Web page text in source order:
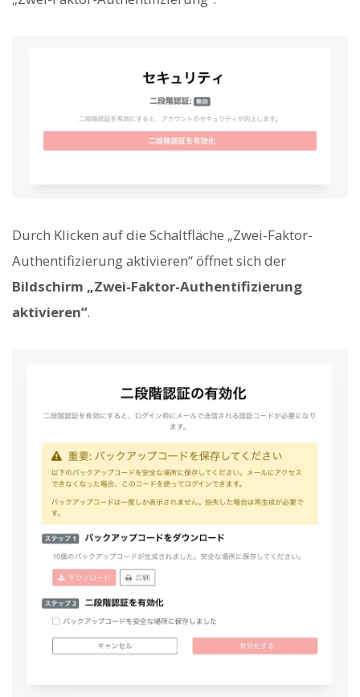
Durch Klicken auf die Schaltfläche „Zwei-Faktor-
Authentifizierung aktivieren“ öffnet sich der
Bildschirm „Zwei-Faktor-Authentifizierung
aktivieren“.